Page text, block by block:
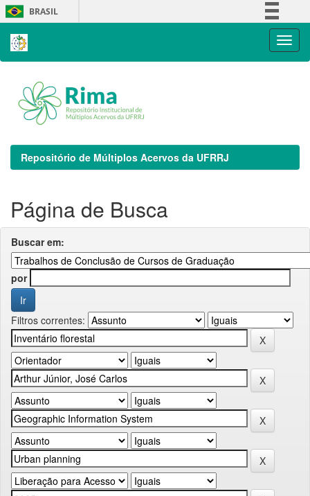
Skip
navigation
BRASIL
Repositório de Múltiplos Acervos da UFRRJ
Página de Busca
Buscar em:
por
Filtros correntes: